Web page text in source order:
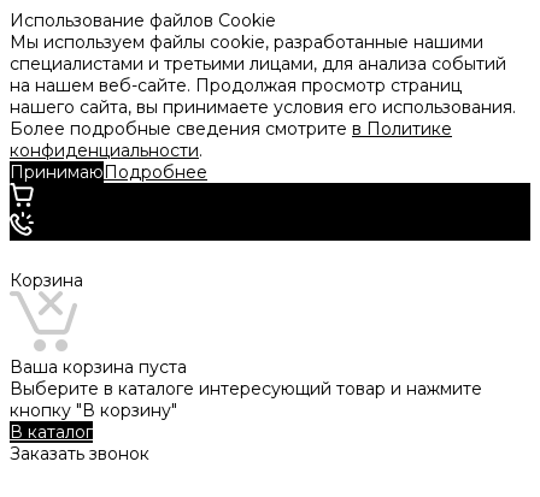
Использование файлов Cookie
Мы используем файлы cookie, разработанные нашими
специалистами и третьими лицами, для анализа событий
на нашем веб-сайте. Продолжая просмотр страниц
нашего сайта, вы принимаете условия его использования.
Более подробные сведения смотрите в Политике
конфиденциальности.
ПринимаюПодробнее
Корзина
Ваша корзина пуста
Выберите в каталоге интересующий товар и нажмите
кнопку "В корзину"
В каталог
Заказать звонок